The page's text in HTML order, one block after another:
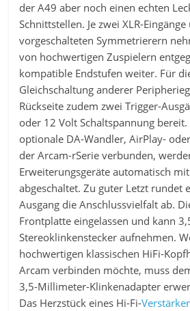
der A49 aber noch einen echten
Schnittstellen. Je zwei XLR-
vorgeschalteten Symmetrierern
von hochwertigen Zuspielern
kompatible Endstufen weiter. Für
Gleichschaltung anderer
Rückseite zudem zwei Trigger-
oder 12 Volt Schaltspannung
optionale DA-Wandler, AirPlay-
der Arcam-rSerie verbunden,
Erweiterungsgeräte automatisch
abgeschaltet. Zu guter Letzt rundet
Ausgang die Anschlussvielfalt ab.
Frontplatte eingelassen und kann
Stereoklinkenstecker aufnehmen.
hochwertigen klassischen HiFi-
Arcam verbinden möchte, muss
3,5-Millimeter-Klinkenadapter
Das Herzstück eines Hi-Fi-